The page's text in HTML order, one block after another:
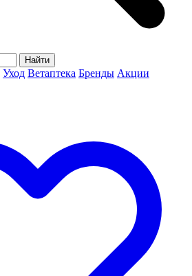
Найти
Уход Ветаптека Бренды Акции